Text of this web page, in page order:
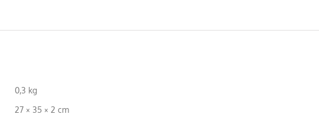
0,3 kg
27 × 35 × 2 cm